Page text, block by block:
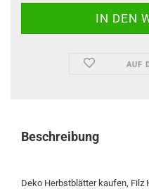
AUF
Beschreibung
Deko Herbstblätter kaufen, Filz